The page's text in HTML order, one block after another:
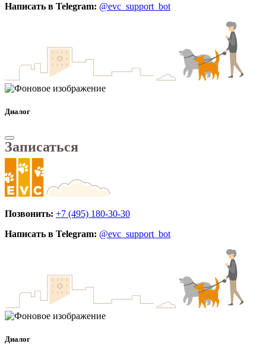
Написать в Telegram: @evc_support_bot
Диалог
Записаться
Позвонить: +7 (495) 180-30-30
Написать в Telegram: @evc_support_bot
Диалог